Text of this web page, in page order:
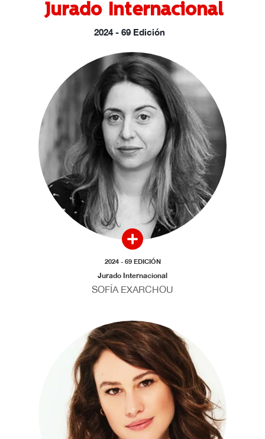
Jurado Internacional
2024 - 69 Edición
2024 - 69 EDICIÓN
Jurado Internacional
SOFÍA EXARCHOU